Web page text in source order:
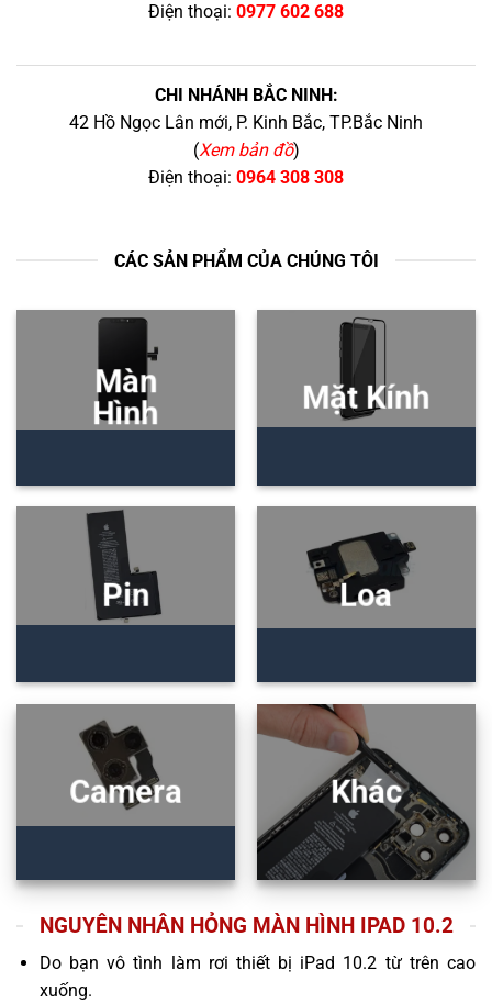
Điện thoại: 0977 602 688
CHI NHÁNH BẮC NINH:
42 Hồ Ngọc Lân mới, P. Kinh Bắc, TP.Bắc Ninh
(Xem bản đồ)
Điện thoại: 0964 308 308
CÁC SẢN PHẨM CỦA CHÚNG TÔI
Màn
Hình
Mặt Kính
Pin Loa
Camera Khác
NGUYÊN NHÂN HỎNG MÀN HÌNH IPAD 10.2
Do bạn vô tình làm rơi thiết bị iPad 10.2 từ trên cao
xuống.